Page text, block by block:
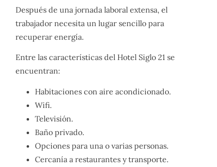
Después de una jornada laboral extensa, el
trabajador necesita un lugar sencillo para
recuperar energía.
Entre las características del Hotel Siglo 21 se
encuentran:
Habitaciones con aire acondicionado.
Wifi.
Televisión.
Baño privado.
Opciones para una o varias personas.
Cercanía a restaurantes y transporte.